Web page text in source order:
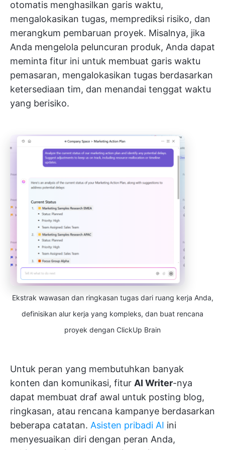
otomatis menghasilkan garis waktu,
mengalokasikan tugas, memprediksi risiko, dan
merangkum pembaruan proyek. Misalnya, jika
Anda mengelola peluncuran produk, Anda dapat
meminta fitur ini untuk membuat garis waktu
pemasaran, mengalokasikan tugas berdasarkan
ketersediaan tim, dan menandai tenggat waktu
yang berisiko.
Ekstrak wawasan dan ringkasan tugas dari ruang kerja Anda,
definisikan alur kerja yang kompleks, dan buat rencana
proyek dengan ClickUp Brain
Untuk peran yang membutuhkan banyak
konten dan komunikasi, fitur AI Writer-nya
dapat membuat draf awal untuk posting blog,
ringkasan, atau rencana kampanye berdasarkan
beberapa catatan. Asisten pribadi AI ini
menyesuaikan diri dengan peran Anda,